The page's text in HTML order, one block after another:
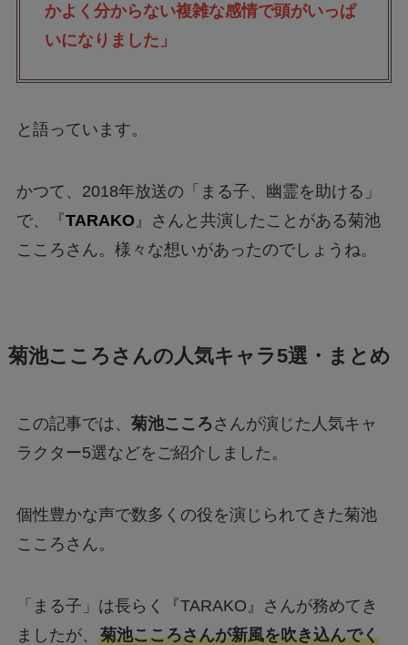
かよく分からない複雑な感情で頭がいっぱ
いになりました」
と語っています。
かつて、2018年放送の「まる子、幽霊を助ける」
で、『TARAKO』さんと共演したことがある菊池
こころさん。様々な想いがあったのでしょうね。
菊池こころさんの人気キャラ5選・まとめ
この記事では、 菊池こころさんが演じた人気キャ
ラクター5選などをご紹介しました。
個性豊かな声で数多くの役を演じられてきた菊池
こころさん。
「まる子」は長らく『TARAKO』さんが務めてき
ましたが、 菊池こころさんが新風を吹き込んでく